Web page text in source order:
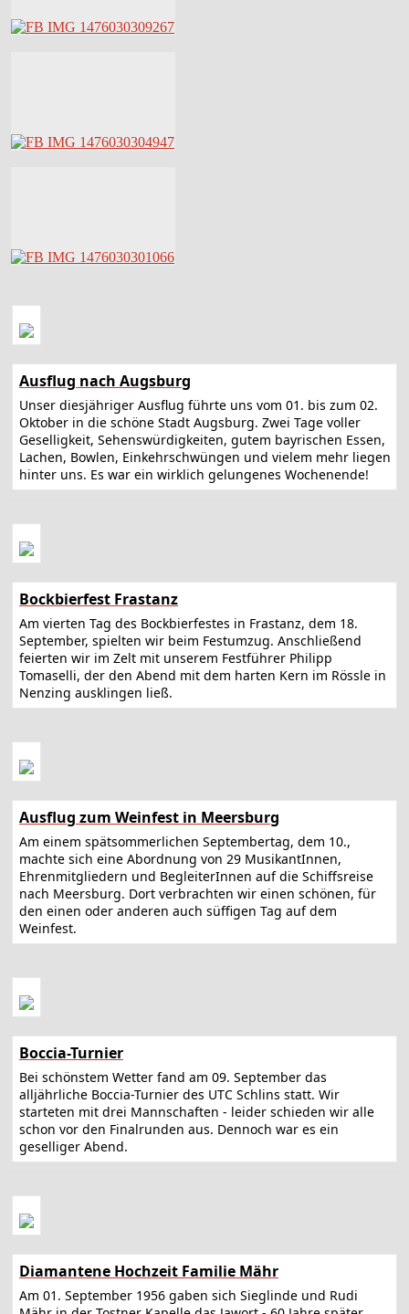
Ausflug nach Augsburg
Unser diesjähriger Ausflug führte uns vom 01. bis zum 02.
Oktober in die schöne Stadt Augsburg. Zwei Tage voller
Geselligkeit, Sehenswürdigkeiten, gutem bayrischen Essen,
Lachen, Bowlen, Einkehrschwüngen und vielem mehr liegen
hinter uns. Es war ein wirklich gelungenes Wochenende!
Bockbierfest Frastanz
Am vierten Tag des Bockbierfestes in Frastanz, dem 18.
September, spielten wir beim Festumzug. Anschließend
feierten wir im Zelt mit unserem Festführer Philipp
Tomaselli, der den Abend mit dem harten Kern im Rössle in
Nenzing ausklingen ließ.
Ausflug zum Weinfest in Meersburg
Am einem spätsommerlichen Septembertag, dem 10.,
machte sich eine Abordnung von 29 MusikantInnen,
Ehrenmitgliedern und BegleiterInnen auf die Schiffsreise
nach Meersburg. Dort verbrachten wir einen schönen, für
den einen oder anderen auch süffigen Tag auf dem
Weinfest.
Boccia-Turnier
Bei schönstem Wetter fand am 09. September das
alljährliche Boccia-Turnier des UTC Schlins statt. Wir
starteten mit drei Mannschaften - leider schieden wir alle
schon vor den Finalrunden aus. Dennoch war es ein
geselliger Abend.
Diamantene Hochzeit Familie Mähr
Am 01. September 1956 gaben sich Sieglinde und Rudi